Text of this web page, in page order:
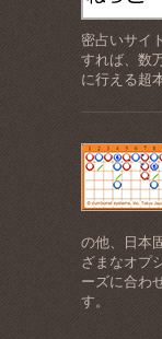
密占いサイ
すれば、数
に行える超
の他、日本
ざまなオプ
ーズに合わ
す。